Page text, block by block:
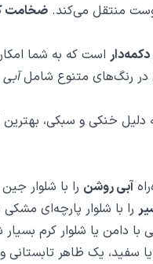
منتقل می‌کند. ضخامت
است که به شما
در رنگ‌های متنوع شامل
خنکی و سبکی، بهترین
آبی روشن را با شلوار
را با شلوار پارچه‌ای
با دامن یا شلوار کرم
سفید، یک ظاهر تابستانی